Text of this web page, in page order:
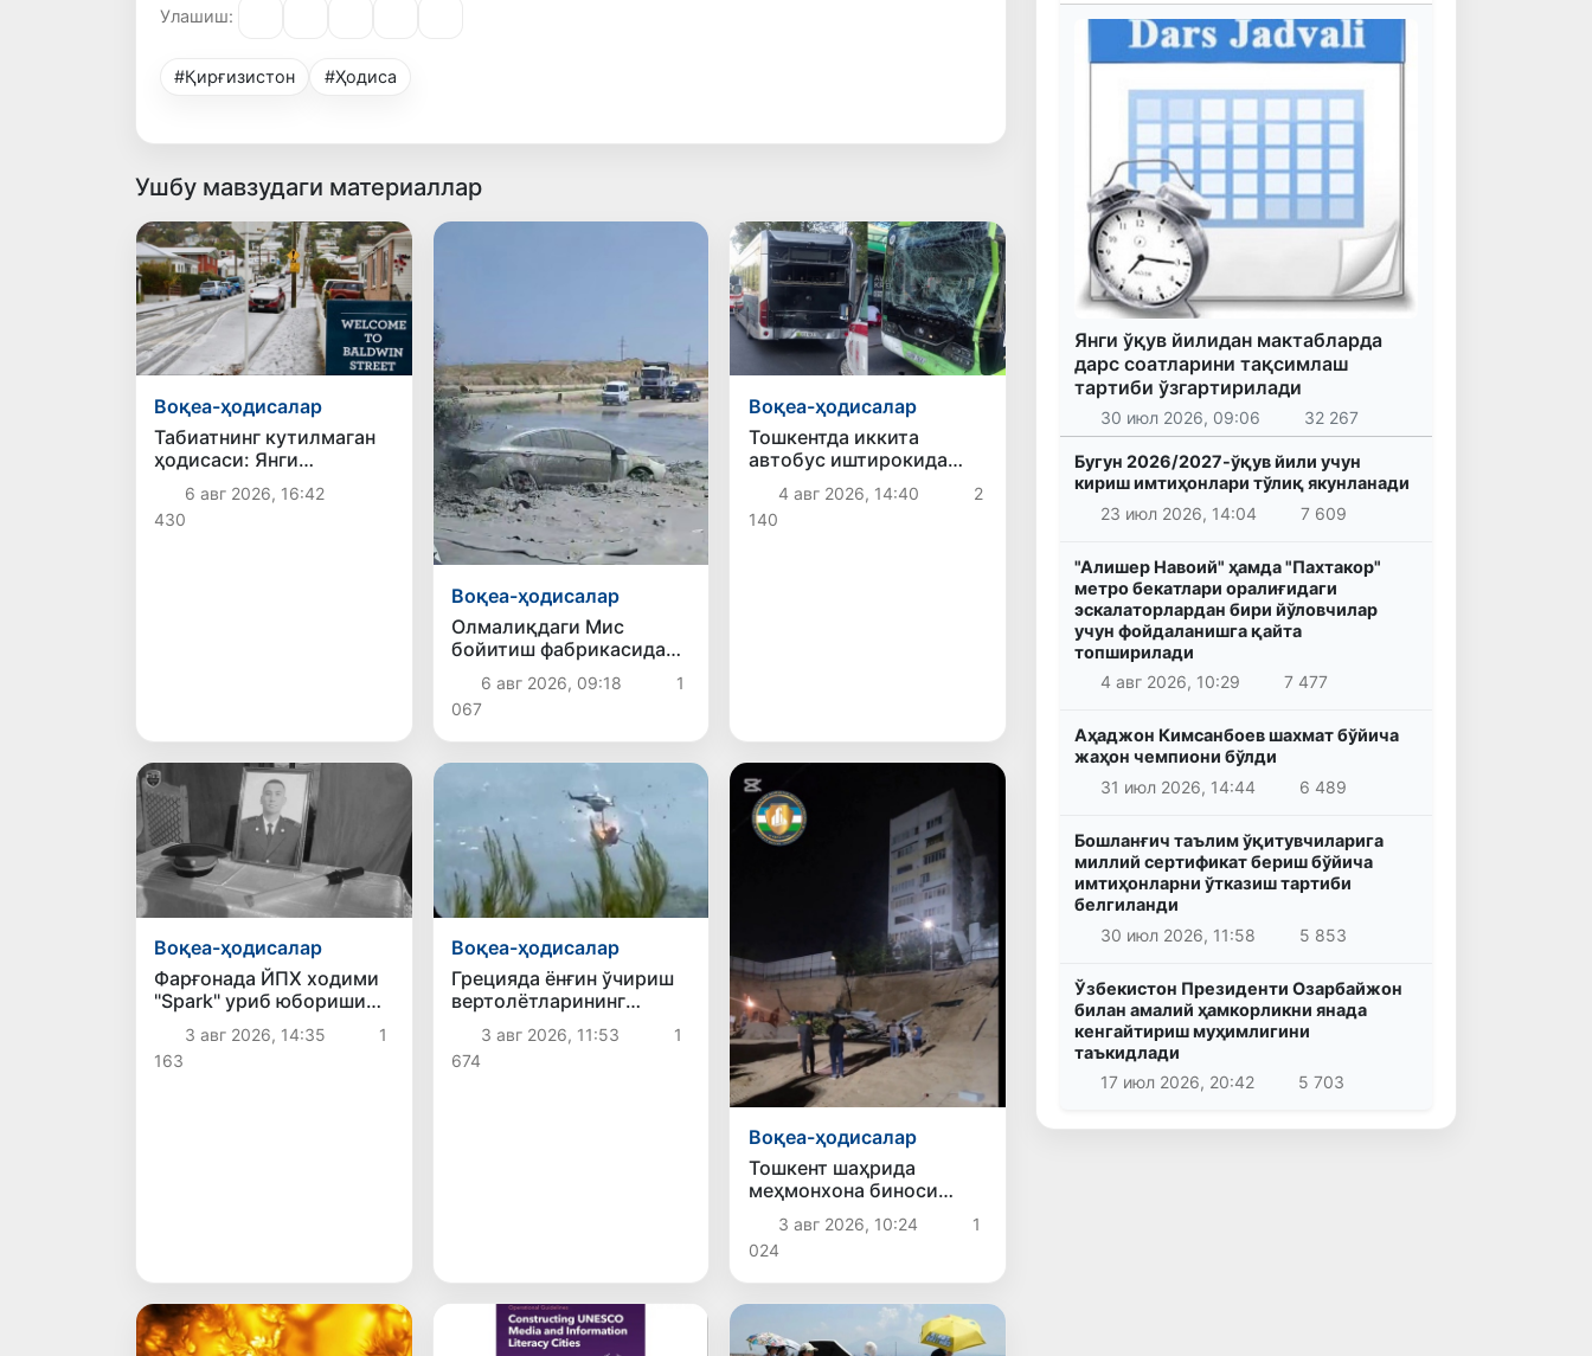
Улашиш:
#Қирғизистон #Ҳодиса
Ушбу мавзудаги материаллар
Воқеа-ҳодисалар
Табиатнинг кутилмаган
ҳодисаси: Янги
Зеландияга қалин қор
ёғди6 авг 2026, 16:42
430
Воқеа-ҳодисалар
Олмалиқдаги Мис
бойитиш фабрикасида
магистрал қувур ёрилди
6 авг 2026, 09:18
1
067
Воқеа-ҳодисалар
Тошкентда иккита
автобус иштирокида
йўл-транспорт ҳодисаси
содир бўлди
4 авг 2026, 14:40
2
140
Воқеа-ҳодисалар
Фарғонада ЙПХ ходими
"Spark" уриб юбориши
оқибатида ҳалок бўлди
3 авг 2026, 14:35
1
163
Воқеа-ҳодисалар
Грецияда ёнғин ўчириш
вертолётларининг
тўқнашиб кетиши
оқибатида икки киши
ҳаётдан кўз юмди
3 авг 2026, 11:53
1
674
Воқеа-ҳодисалар
Тошкент шаҳрида
меҳмонхона биноси
қурилиши чоғида
котлованнинг бир қисми
ўпирилиб тушди
3 авг 2026, 10:24
1
024
Янги ўқув йилидан мактабларда
дарс соатларини тақсимлаш
тартиби ўзгартирилади
30 июл 2026, 09:06 32 267
Бугун 2026/2027-ўқув йили учун
кириш имтиҳонлари тўлиқ якунланади
23 июл 2026, 14:04
7 609
"Алишер Навоий" ҳамда "Пахтакор"
метро бекатлари оралиғидаги
эскалаторлардан бири йўловчилар
учун фойдаланишга қайта
топширилади
4 авг 2026, 10:29
7 477
Аҳаджон Кимсанбоев шахмат бўйича
жаҳон чемпиони бўлди
31 июл 2026, 14:44
6 489
Бошланғич таълим ўқитувчиларига
миллий сертификат бериш бўйича
имтиҳонларни ўтказиш тартиби
белгиланди
30 июл 2026, 11:58
5 853
Ўзбекистон Президенти Озарбайжон
билан амалий ҳамкорликни янада
кенгайтириш муҳимлигини
таъкидлади
17 июл 2026, 20:42
5 703